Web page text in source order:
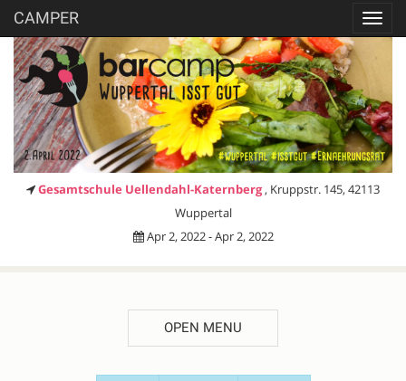
CAMPER
Gesamtschule Uellendahl-Katernberg , Kruppstr. 145, 42113
Wuppertal
Apr 2, 2022 - Apr 2, 2022
OPEN MENU